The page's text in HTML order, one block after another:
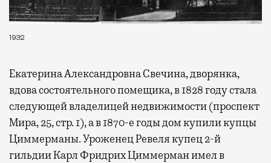
1932
Екатерина Александровна Свечина, дворянка,
вдова состоятельного помещика, в 1828 году стала
следующей владелицей недвижимости (проспект
Мира, 25, стр. 1), а в 1870-е годы дом купили купцы
Циммерманы. Уроженец Ревеля купец 2-й
гильдии Карл Фридрих Циммерман имел в